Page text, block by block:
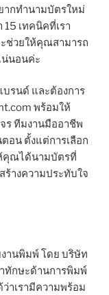
ากทำนามบัตรใหม่
เทคนิคที่เรา
ะช่วยให้คุณสามารถ
นอนค่ะ
รนด์ และต้องการ
พร้อมให้
ร ทีมงานมืออาชีพ
อน ตั้งแต่การเลือก
คุณได้นามบัตรที่
างความประทับใจ
านพิมพ์ โดย บริษัท
ทักษะด้านการพิมพ์
าเรามีความพร้อม